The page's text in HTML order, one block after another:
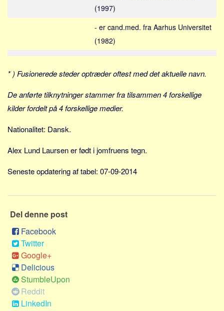
Forbrug
Transport
Jura og regler
Skatter og afgifter
Alle
Meta
Dokumenttyper
Emner
Skribenter
Personer
Steder
Kilder
(1997)
- er cand.med. fra Aarhus Universitet
(1982)
* ) Fusionerede steder optræder oftest med det aktuelle navn.
De anførte tilknytninger stammer fra tilsammen 4 forskellige
kilder fordelt på 4 forskellige medier.
Nationalitet: Dansk.
Alex Lund Laursen er født i jomfruens tegn.
Seneste opdatering af tabel: 07-09-2014
Del denne post
Facebook
Twitter
Google+
Delicious
StumbleUpon
Reddit
LinkedIn